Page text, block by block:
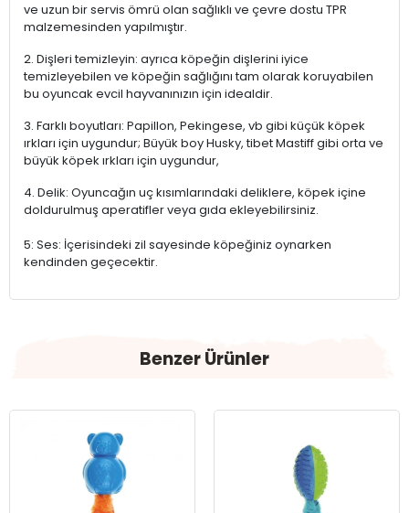
ve uzun bir servis ömrü olan sağlıklı ve çevre dostu TPR
malzemesinden yapılmıştır.
2. Dişleri temizleyin: ayrıca köpeğin dişlerini iyice
temizleyebilen ve köpeğin sağlığını tam olarak koruyabilen
bu oyuncak evcil hayvanınızın için idealdir.
3. Farklı boyutları: Papillon, Pekingese, vb gibi küçük köpek
ırkları için uygundur; Büyük boy Husky, tibet Mastiff gibi orta ve
büyük köpek ırkları için uygundur,
4. Delik: Oyuncağın uç kısımlarındaki deliklere, köpek içine
doldurulmuş aperatifler veya gıda ekleyebilirsiniz.
5: Ses: İçerisindeki zil sayesinde köpeğiniz oynarken
kendinden geçecektir.
Benzer Ürünler